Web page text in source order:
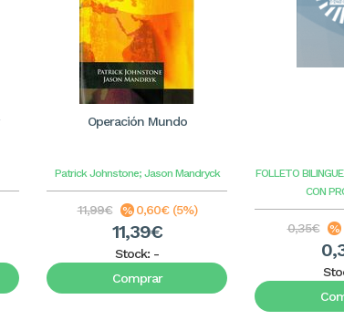
Operación Mundo
Patrick Johnstone; Jason Mandryck
11,99€ 0,60€ (5%)
11,39€
Stock: -
Comprar
FOLLETO
CON
0,35€